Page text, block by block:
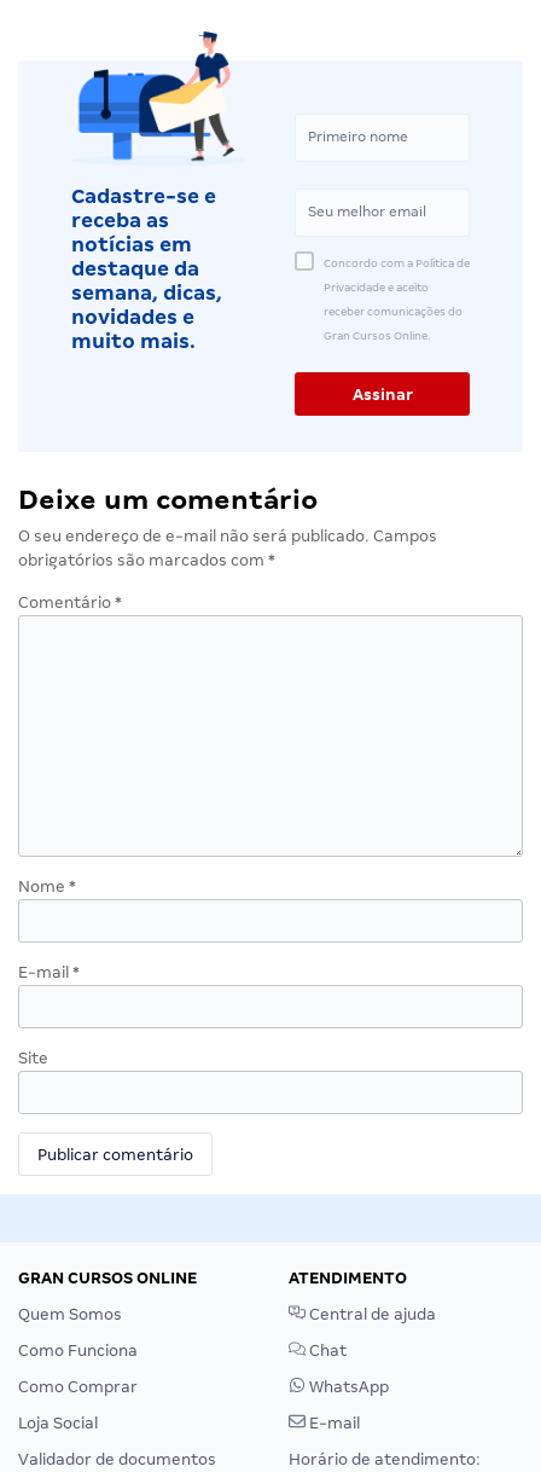
Cadastre-se e
receba as
notícias em
destaque da
semana, dicas,
novidades e
muito mais.
Concordo com a Política de
Privacidade e aceito
receber comunicações do
Gran Cursos Online.
Deixe um comentário
O seu endereço de e-mail não será publicado. Campos
obrigatórios são marcados com *
Comentário *
Nome *
E-mail *
Site
GRAN CURSOS ONLINE
Quem Somos
Como Funciona
Como Comprar
Loja Social
Validador de documentos
ATENDIMENTO
Central de ajuda
Chat
WhatsApp
E-mail
Horário de atendimento: